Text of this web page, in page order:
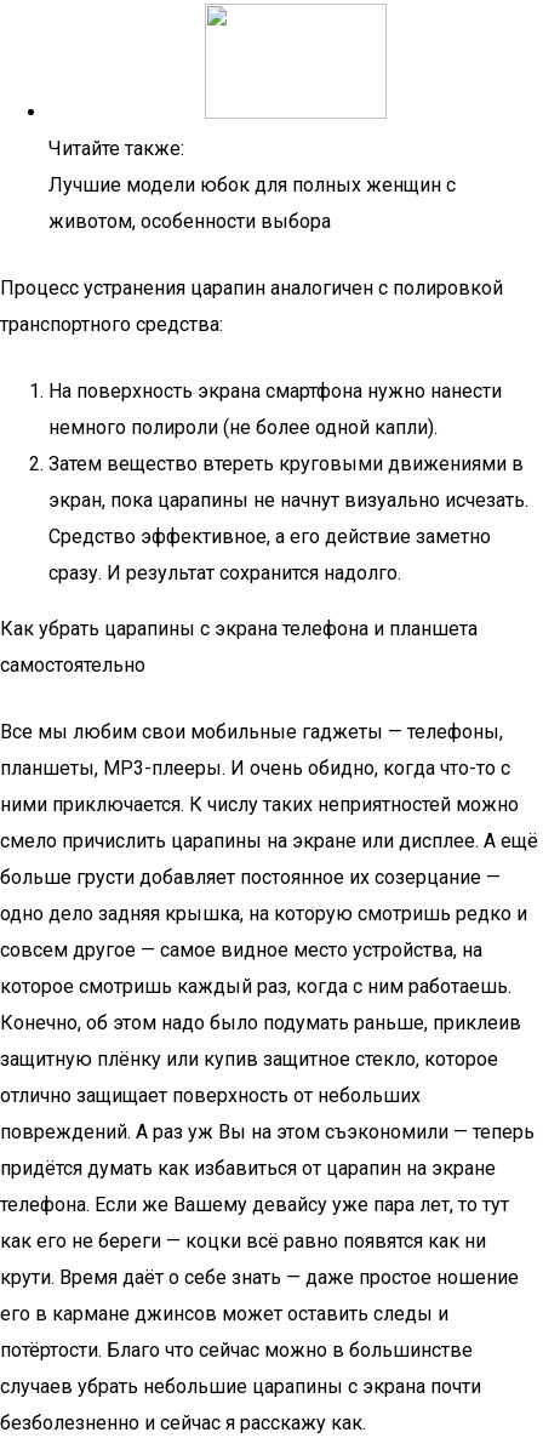
Читайте также:
Лучшие модели юбок для полных женщин с
животом, особенности выбора
Процесс устранения царапин аналогичен с полировкой
транспортного средства:
На поверхность экрана смартфона нужно нанести
немного полироли (не более одной капли).
Затем вещество втереть круговыми движениями в
экран, пока царапины не начнут визуально исчезать.
Средство эффективное, а его действие заметно
сразу. И результат сохранится надолго.
Как убрать царапины с экрана телефона и планшета
самостоятельно
Все мы любим свои мобильные гаджеты — телефоны,
планшеты, MP3-плееры. И очень обидно, когда что-то с
ними приключается. К числу таких неприятностей можно
смело причислить царапины на экране или дисплее. А ещё
больше грусти добавляет постоянное их созерцание —
одно дело задняя крышка, на которую смотришь редко и
совсем другое — cамое видное место устройства, на
которое смотришь каждый раз, когда с ним работаешь.
Конечно, об этом надо было подумать раньше, приклеив
защитную плёнку или купив защитное стекло, которое
отлично защищает поверхность от небольших
повреждений. А раз уж Вы на этом съэкономили — теперь
придётся думать как избавиться от царапин на экране
телефона. Если же Вашему девайсу уже пара лет, то тут
как его не береги — коцки всё равно появятся как ни
крути. Время даёт о себе знать — даже простое ношение
его в кармане джинсов может оставить следы и
потёртости. Благо что сейчас можно в большинстве
случаев убрать небольшие царапины с экрана почти
безболезненно и сейчас я расскажу как.